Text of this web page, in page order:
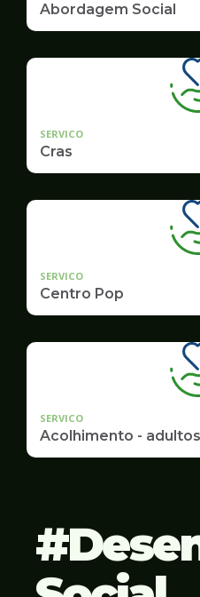
Abordagem Social
SERVICO
Cras
SERVICO
Centro Pop
SERVICO
Acolhimento - adultos